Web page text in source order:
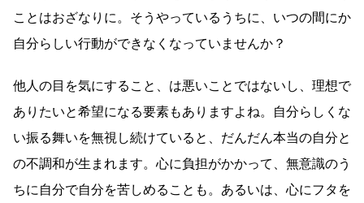
ことはおざなりに。そうやっているうちに、いつの間にか
自分らしい行動ができなくなっていませんか？
他人の目を気にすること、は悪いことではないし、理想で
ありたいと希望になる要素もありますよね。自分らしくな
い振る舞いを無視し続けていると、だんだん本当の自分と
の不調和が生まれます。心に負担がかかって、無意識のう
ちに自分で自分を苦しめることも。あるいは、心にフタを